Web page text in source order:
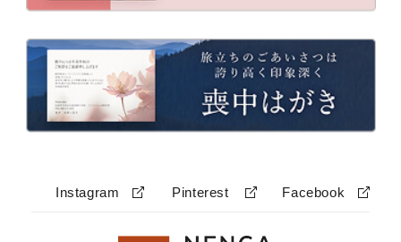
Instagram Pinterest Facebook